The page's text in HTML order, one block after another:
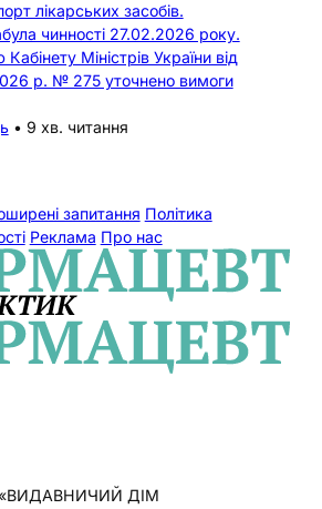
лікарських засобів.
чинності 27.02.2026 року.
Міністрів України від
р. № 275 уточнено вимоги
• 9 хв. читання
запитання Політика
Реклама Про нас
ДІМ